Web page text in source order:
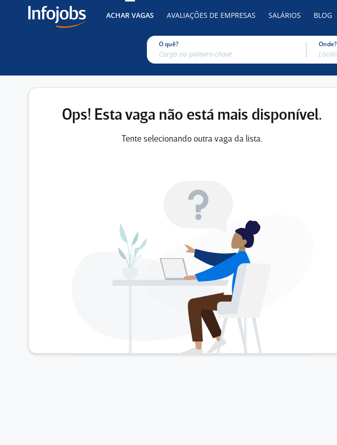
ACHAR VAGAS AVALIAÇÕES DE EMPRESAS SALÁRIOS BLOG
O quê? Onde?
Ops! Esta vaga não está mais disponível.
Tente selecionando outra vaga da lista.